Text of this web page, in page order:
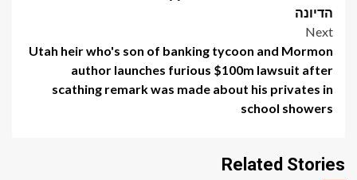
navigation
הדיונה
Next
Utah heir who's son of banking tycoon and Mormon
author launches furious $100m lawsuit after
scathing remark was made about his privates in
school showers
Related Stories